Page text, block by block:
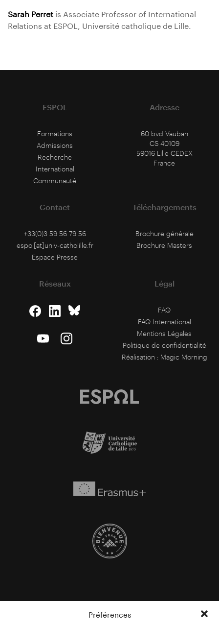
Préférences
Sarah Perret is Associate Professor of International
Relations at ESPOL, Université catholique de Lille.
ESPOL
Formations
Admissions
Recherche
International
Communauté
Adresse
60 bvd Vauban
CS 40109
59016 Lille CEDEX
France
Contact
+33(0)3 59 56 79 56
espol[at]univ-catholille.fr
Espace Presse
Téléchargements
Brochure générale
Brochure Masters
Réseaux Légal
FAQ
FAQ International
Mentions Légales
Politique de confidentialité
Réalisation : Magic Morning